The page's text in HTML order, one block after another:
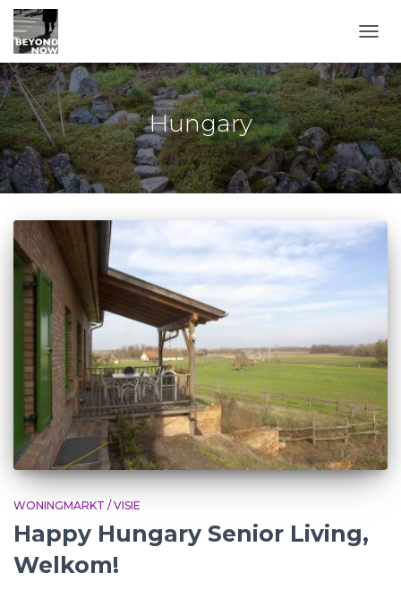
Hungary
WONINGMARKT / VISIE
Happy Hungary Senior Living,
Welkom!